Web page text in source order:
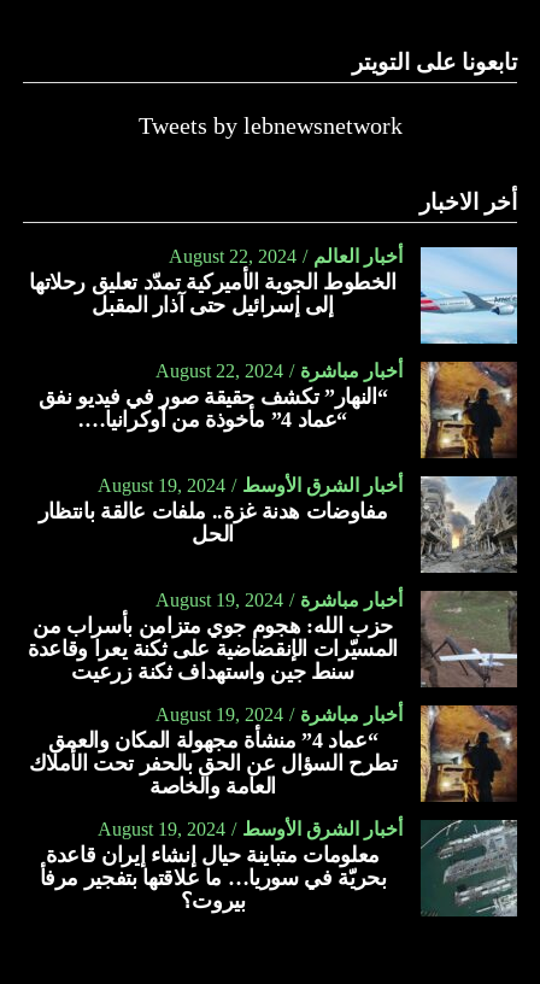
تابعونا على التويتر
Tweets by lebnewsnetwork
أخر الاخبار
أخبار العالم August 22, 2024
الخطوط الجوية الأميركية تمدّد تعليق رحلاتها
إلى إسرائيل حتى آذار المقبل
أخبار مباشرة August 22, 2024
“النهار” تكشف حقيقة صور في فيديو نفق
“عماد 4” مأخوذة من أوكرانيا….
أخبار الشرق الأوسط August 19, 2024
مفاوضات هدنة غزة.. ملفات عالقة بانتظار
الحل
أخبار مباشرة August 19, 2024
حزب الله: هجوم جوي متزامن بأسراب من
المسيّرات الإنقضاضية على ثكنة يعرا وقاعدة
سنط جين واستهداف ثكنة زرعيت
أخبار مباشرة August 19, 2024
“عماد 4” منشأة مجهولة المكان والعمق
تطرح السؤال عن الحق بالحفر تحت الأملاك
العامة والخاصة
أخبار الشرق الأوسط August 19, 2024
معلومات متباينة حيال إنشاء إيران قاعدة
بحريّة في سوريا… ما علاقتها بتفجير مرفأ
بيروت؟